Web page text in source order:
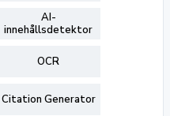
AI-
innehållsdetektor
OCR
Citation Generator